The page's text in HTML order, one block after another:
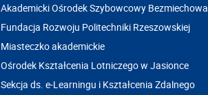
Akademicki Ośrodek Szybowcowy Bezmiechowa
Fundacja Rozwoju Politechniki Rzeszowskiej
Miasteczko akademickie
Ośrodek Kształcenia Lotniczego w Jasionce
Sekcja ds. e-Learningu i Kształcenia Zdalnego